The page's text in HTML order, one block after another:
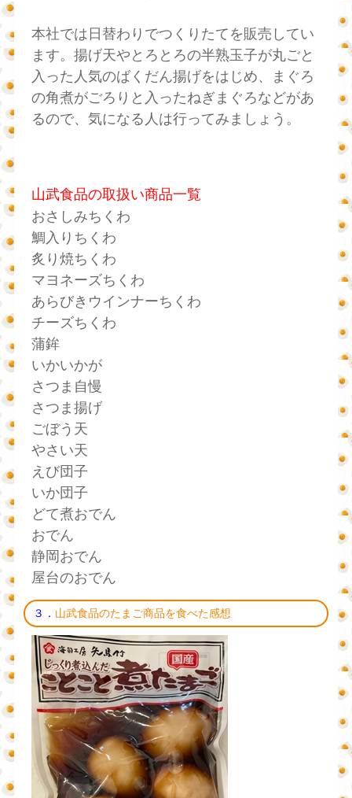
本社では日替わりでつくりたてを販売してい
ます。揚げ天やとろとろの半熟玉子が丸ごと
入った人気のばくだん揚げをはじめ、まぐろ
の角煮がごろりと入ったねぎまぐろなどがあ
るので、気になる人は行ってみましょう。
山武食品の取扱い商品一覧
おさしみちくわ
鯛入りちくわ
炙り焼ちくわ
マヨネーズちくわ
あらびきウインナーちくわ
チーズちくわ
蒲鉾
いかいかが
さつま自慢
さつま揚げ
ごぼう天
やさい天
えび団子
いか団子
どて煮おでん
おでん
静岡おでん
屋台のおでん
３． 山武食品のたまご商品を食べた感想